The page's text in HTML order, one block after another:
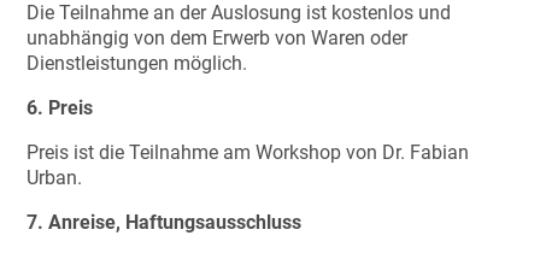
Die Teilnahme an der Auslosung ist kostenlos und
unabhängig von dem Erwerb von Waren oder
Dienstleistungen möglich.
6. Preis
Preis ist die Teilnahme am Workshop von Dr. Fabian
Urban.
7. Anreise, Haftungsausschluss